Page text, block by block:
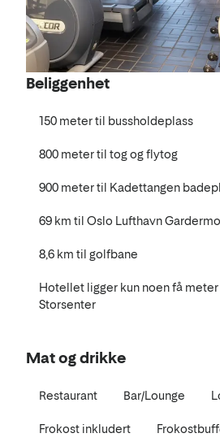
Beliggenhet
150 meter til bussholdeplass
800 meter til tog og flytog
900 meter til Kadettangen
69 km til Oslo Lufthavn
8,6 km til golfbane
Hotellet ligger kun noen få meter
Storsenter
Mat og drikke
Restaurant Bar/Lounge
Frokost inkludert